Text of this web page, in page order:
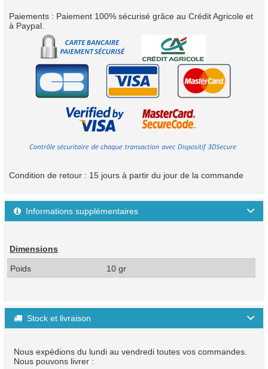
Paiements : Paiement 100% sécurisé grâce au Crédit Agricole et
à Paypal.
Condition de retour : 15 jours à partir du jour de la commande
 Informations supplémentaires
Dimensions
Poids 10 gr
 Stock et livraison
Nous expédions du lundi au vendredi toutes vos commandes.
Nous pouvons livrer :